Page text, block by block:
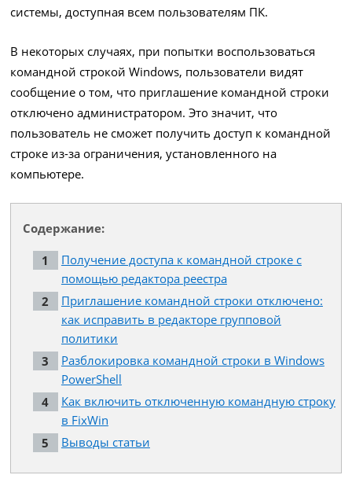
системы, доступная всем пользователям ПК.
В некоторых случаях, при попытки воспользоваться
командной строкой Windows, пользователи видят
сообщение о том, что приглашение командной строки
отключено администратором. Это значит, что
пользователь не сможет получить доступ к командной
строке из-за ограничения, установленного на
компьютере.
Содержание:
Получение доступа к командной строке с
помощью редактора реестра
Приглашение командной строки отключено:
как исправить в редакторе групповой
политики
Разблокировка командной строки в Windows
PowerShell
Как включить отключенную командную строку
в FixWin
Выводы статьи